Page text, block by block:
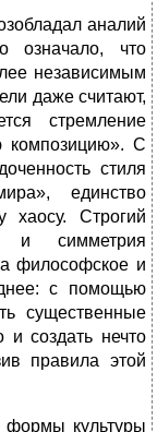
аналий
означало, что
независимым
даже считают,
стремление
композицию». С
стиля
единство
хаосу. Строгий
и симметрия
философское и
с помощью
существенные
и создать нечто
правила этой
формы культуры